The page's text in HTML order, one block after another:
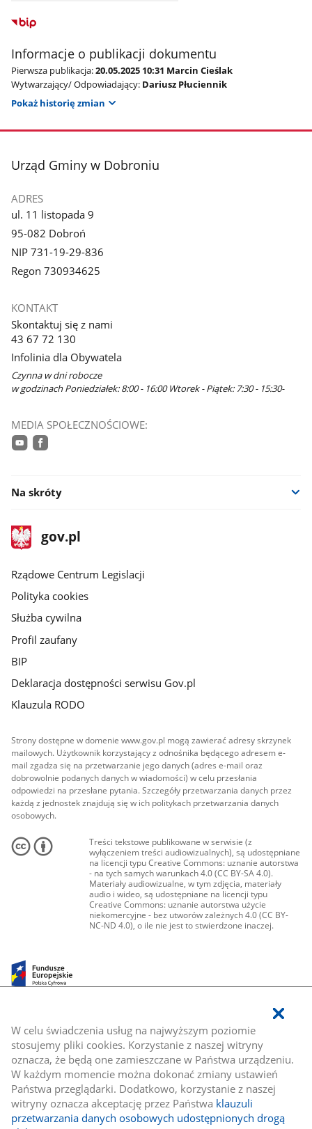
W celu świadczenia usług na najwyższym poziomie
stosujemy pliki cookies. Korzystanie z naszej witryny
oznacza, że będą one zamieszczane w Państwa urządzeniu.
W każdym momencie można dokonać zmiany ustawień
Państwa przeglądarki. Dodatkowo, korzystanie z naszej
witryny oznacza akceptację przez Państwa klauzuli
przetwarzania danych osobowych udostępnionych drogą
Informacje o publikacji dokumentu
Pierwsza publikacja:20.05.2025 10:31 Marcin Cieślak
Wytwarzający/ Odpowiadający: Dariusz Płuciennik
Pokaż historię zmian
stopka
Urząd Gminy w Dobroniu
ADRES
ul. 11 listopada 9
95-082 Dobroń
NIP 731-19-29-836
Regon 730934625
KONTAKT
Skontaktuj się z nami
43 67 72 130
Infolinia dla Obywatela
Czynna w dni robocze
w godzinach Poniedziałek: 8:00 - 16:00 Wtorek - Piątek: 7:30 - 15:30-
MEDIA SPOŁECZNOŚCIOWE:
Na skróty
stopka
gov.plStrona
gov.pl
Rządowe Centrum Legislacji
Polityka cookies
Służba cywilna
Profil zaufany
BIP
Deklaracja dostępności serwisu Gov.pl
Klauzula RODO
Strony dostępne w domenie www.gov.pl mogą zawierać adresy skrzynek
mailowych. Użytkownik korzystający z odnośnika będącego adresem e-
mail zgadza się na przetwarzanie jego danych (adres e-mail oraz
dobrowolnie podanych danych w wiadomości) w celu przesłania
odpowiedzi na przesłane pytania. Szczegóły przetwarzania danych przez
każdą z jednostek znajdują się w ich politykach przetwarzania danych
osobowych.
Treści tekstowe publikowane w serwisie (z
wyłączeniem treści audiowizualnych), są udostępniane
na licencji typu Creative Commons: uznanie autorstwa
- na tych samych warunkach 4.0 (CC BY-SA 4.0).
Materiały audiowizualne, w tym zdjęcia, materiały
audio i wideo, są udostępniane na licencji typu
Creative Commons: uznanie autorstwa użycie
niekomercyjne - bez utworów zależnych 4.0 (CC BY-
NC-ND 4.0), o ile nie jest to stwierdzone inaczej.